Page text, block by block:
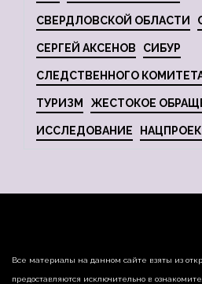
СВЕРДЛОВСКОЙ ОБЛАСТИ
СЕРГЕЙ АКСЕНОВ СИБУР
СЛЕДСТВЕННОГО
ТУРИЗМ ЖЕСТОКОЕ
ИССЛЕДОВАНИЕ
Все материалы на данном сайте взяты из
предоставляются исключительно в